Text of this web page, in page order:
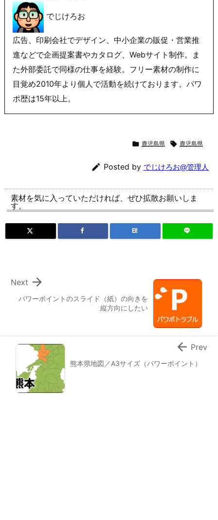
でじけろお
広告、印刷会社でデザイン、中小企業の販促・営業推
進などで企画提案書やカタログ、Webサイト制作。ま
た外部委託で同様の仕事を経験。フリー素材の制作に
目覚め2010年より個人で活動を続けております。パワ
ポ歴は15年以上。
 鹿児島県  鹿児島県
 Posted by でじけろお@管理人
素材を気に入っていただければ、ぜひ拡散お願いしま
す。
B!
パワーポイントのスライド（紙）の向きを
縦方向にしたい

Next
熊本県地図／A3サイズ（パワーポイント）
 Prev